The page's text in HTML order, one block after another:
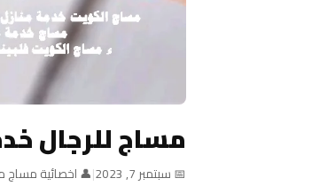
مساج للرجال
📅 سبتمبر 7, 2023 |👤 اخصائية مساج